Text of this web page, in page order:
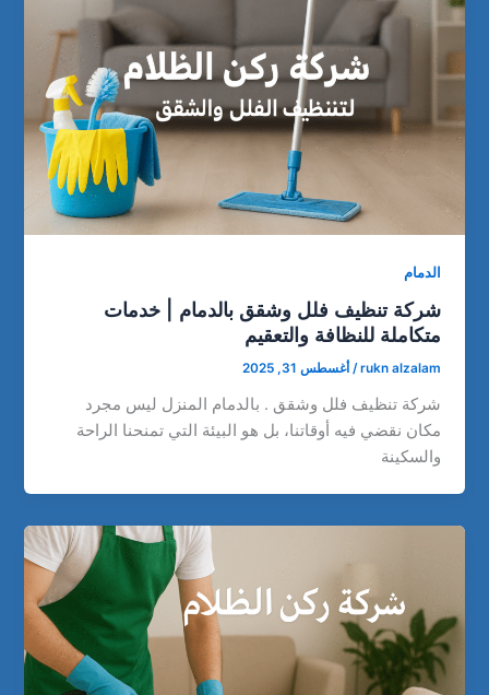
الدمام
شركة تنظيف فلل وشقق بالدمام | خدمات
متكاملة للنظافة والتعقيم
rukn alzalam
/ أغسطس 31, 2025
شركة تنظيف فلل وشقق . بالدمام المنزل ليس مجرد
مكان نقضي فيه أوقاتنا، بل هو البيئة التي تمنحنا الراحة
والسكينة